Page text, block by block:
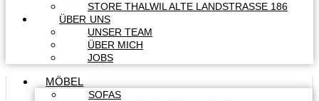
STORE THALWIL ALTE LANDSTRASSE 186
ÜBER UNS
UNSER TEAM
ÜBER MICH
JOBS
MÖBEL
SOFAS